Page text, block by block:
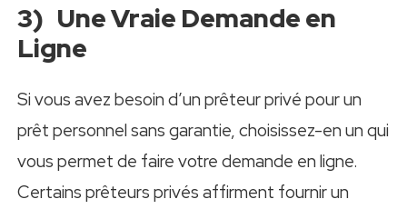
3) Une Vraie Demande en
Ligne
Si vous avez besoin d’un prêteur privé pour un
prêt personnel sans garantie, choisissez-en un qui
vous permet de faire votre demande en ligne.
Certains prêteurs privés affirment fournir un